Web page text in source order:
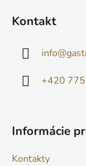
Kontakt
info@
+420
Informácie
Kontakty